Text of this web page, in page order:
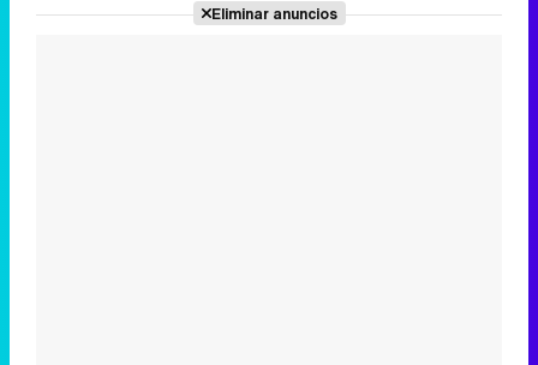
Eliminar anuncios